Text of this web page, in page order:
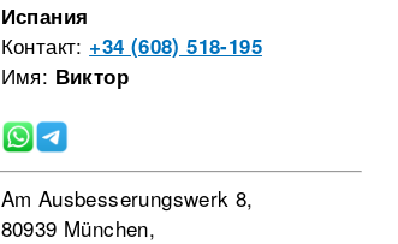
Испания
Контакт: +34 (608) 518-195
Имя: Виктор
Am Ausbesserungswerk 8,
80939 München,